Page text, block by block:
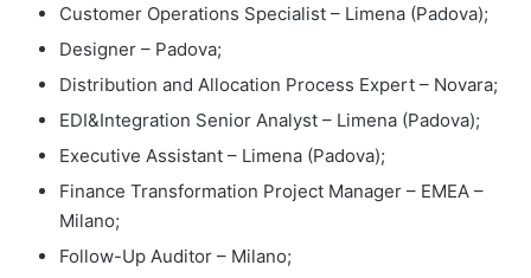
Customer Operations Specialist – Limena (Padova);
Designer – Padova;
Distribution and Allocation Process Expert – Novara;
EDI&Integration Senior Analyst – Limena (Padova);
Executive Assistant – Limena (Padova);
Finance Transformation Project Manager – EMEA –
Milano;
Follow-Up Auditor – Milano;